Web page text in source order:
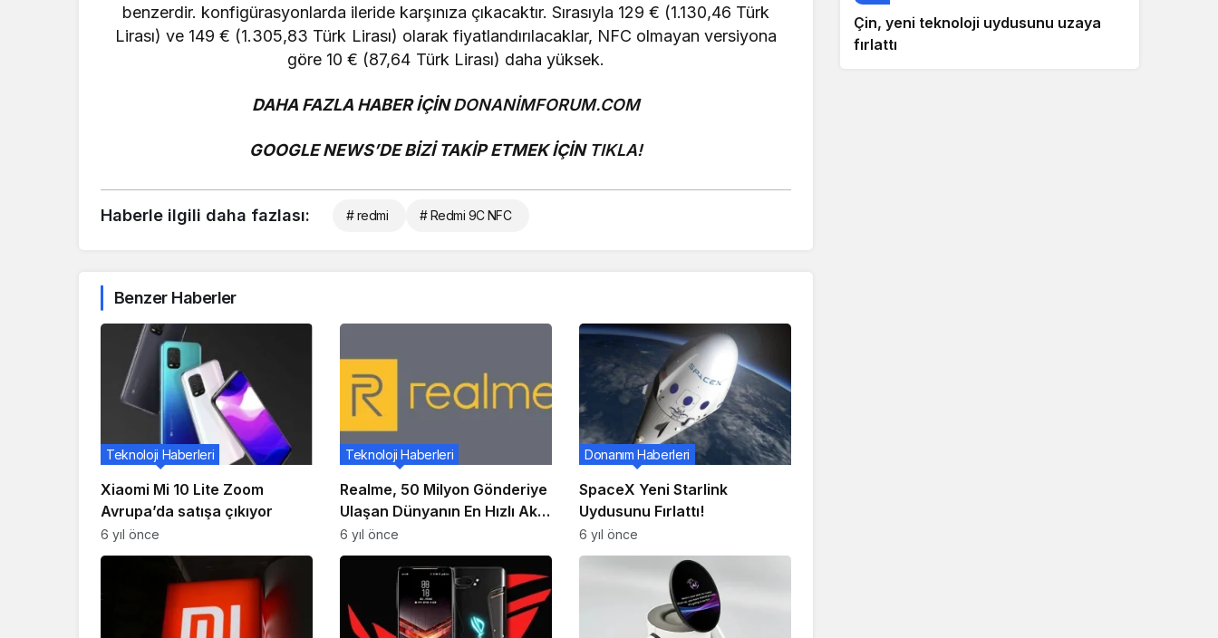
benzerdir. konfigürasyonlarda ileride karşınıza çıkacaktır. Sırasıyla 129 € (1.130,46 Türk
Lirası) ve 149 € (1.305,83 Türk Lirası) olarak fiyatlandırılacaklar, NFC olmayan versiyona
göre 10 € (87,64 Türk Lirası) daha yüksek.
DAHA FAZLA HABER İÇİNDONANİMFORUM.COM
GOOGLE NEWS’DE BİZİ TAKİP ETMEK İÇİN TIKLA!
Haberle ilgili daha fazlası: # redmi # Redmi 9C NFC
Benzer Haberler
Xiaomi Mi 10 Lite Zoom
Avrupa’da satışa çıkıyor
Teknoloji Haberleri
6 yıl önce
Realme, 50 Milyon Gönderiye
Ulaşan Dünyanın En Hızlı Akıllı
Telefon Markasıdır
Teknoloji Haberleri
6 yıl önce
SpaceX Yeni Starlink
Uydusunu Fırlattı!
Donanım Haberleri
6 yıl önce
Çin, yeni teknoloji uydusunu uzaya
fırlattı